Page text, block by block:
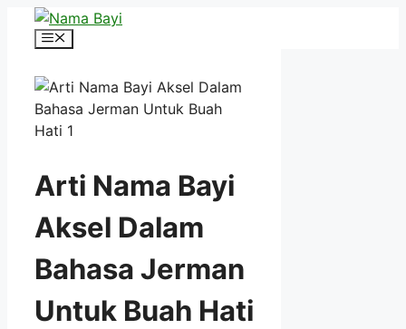
Langsung
Menu
Arti Nama Bayi
Aksel Dalam
Bahasa Jerman
Untuk Buah Hati